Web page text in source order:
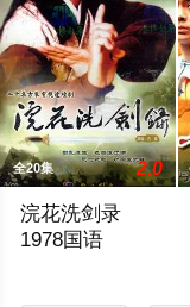
全20集 2.0
浣花洗剑录
1978国语